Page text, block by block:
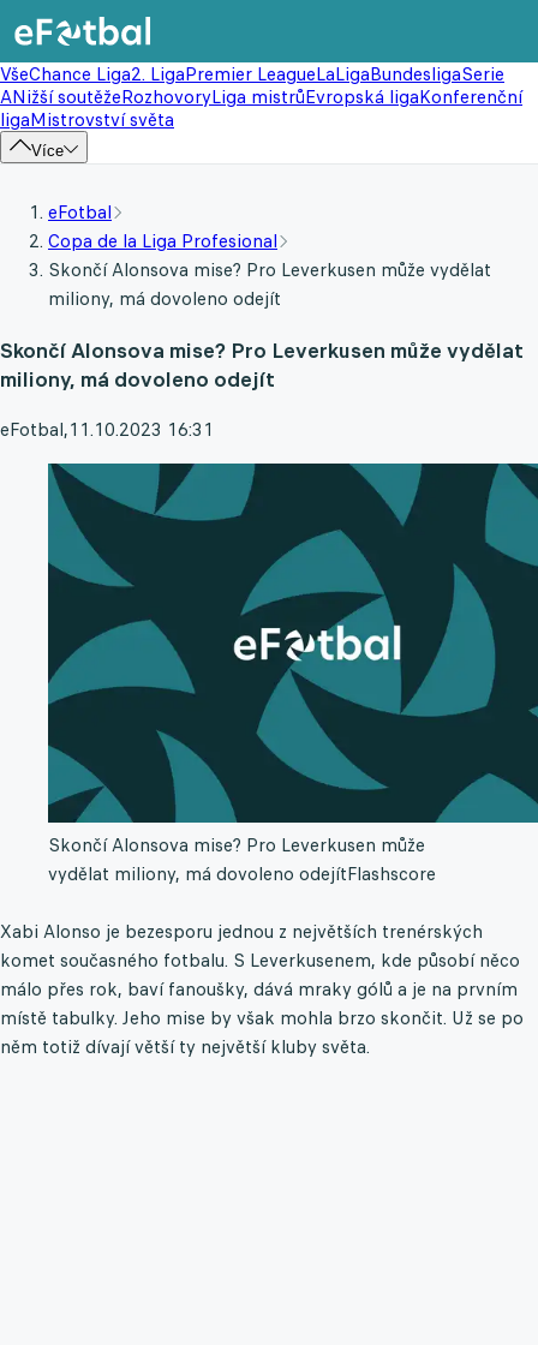
VšeChance Liga2. LigaPremier LeagueLaLigaBundesligaSerie
ANižší soutěžeRozhovoryLiga mistrůEvropská ligaKonferenční
ligaMistrovství světa
Více
eFotbal
Copa de la Liga Profesional
Skončí Alonsova mise? Pro Leverkusen může vydělat
miliony, má dovoleno odejít
Skončí Alonsova mise? Pro Leverkusen může vydělat
miliony, má dovoleno odejít
eFotbal,11.10.2023 16:31
Skončí Alonsova mise? Pro Leverkusen může
vydělat miliony, má dovoleno odejítFlashscore
Xabi Alonso je bezesporu jednou z největších trenérských
komet současného fotbalu. S Leverkusenem, kde působí něco
málo přes rok, baví fanoušky, dává mraky gólů a je na prvním
místě tabulky. Jeho mise by však mohla brzo skončit. Už se po
něm totiž dívají větší ty největší kluby světa.